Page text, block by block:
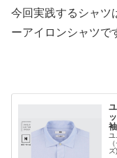
今回実践するシャ
ーアイロンシャツで
ユ